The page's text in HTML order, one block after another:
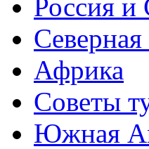
Россия
Африка
Советы
Южная